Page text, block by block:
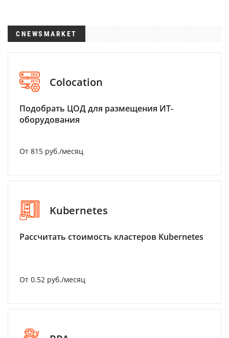
CNEWSMARKET
Colocation
Подобрать ЦОД для размещения ИТ-
оборудования
От 815 руб./месяц
Kubernetes
Рассчитать стоимость кластеров Kubernetes
От 0.52 руб./месяц